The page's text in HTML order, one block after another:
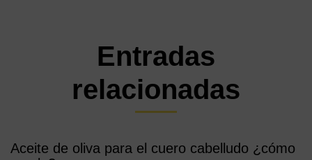
Entradas
relacionadas
Aceite de oliva para el cuero cabelludo ¿cómo